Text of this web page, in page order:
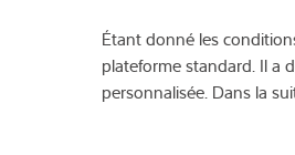
Étant donné les
plateforme standard. Il a
personnalisée. Dans la